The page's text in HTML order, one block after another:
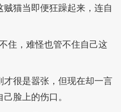
猫当即便狂躁起来，连自
住，难怪也管不住自己这
才很是嚣张，但现在却一言
脸上的伤口。